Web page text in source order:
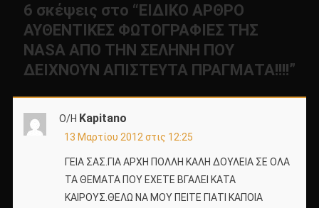
6 σκέψεις στο “ΕΙΔΙΚΟ ΑΡΘΡΟ
ΑΥΘΕΝΤΙΚΕΣ ΦΩΤΟΓΡΑΦΙΕΣ ΤΗΣ
NASA ΑΠΟ ΤΗΝ ΣΕΛΗΝΗ ΠΟΥ
ΔΕΙΧΝΟΥΝ ΑΠΙΣΤΕΥΤΑ ΠΡΑΓΜΑΤΑ!!!!”
Ο/Η Kapitano
13 Μαρτίου 2012 στις 12:25
ΓΕΙΑ ΣΑΣ.ΓΙΑ ΑΡΧΗ ΠΟΛΛΗ ΚΑΛΗ ΔΟΥΛΕΙΑ ΣΕ ΟΛΑ
ΤΑ ΘΕΜΑΤΑ ΠΟΥ ΕΧΕΤΕ ΒΓΑΛΕΙ ΚΑΤΑ
ΚΑΙΡΟΥΣ.ΘΕΛΩ ΝΑ ΜΟΥ ΠΕΙΤΕ ΓΙΑΤΙ ΚΑΠΟΙΑ